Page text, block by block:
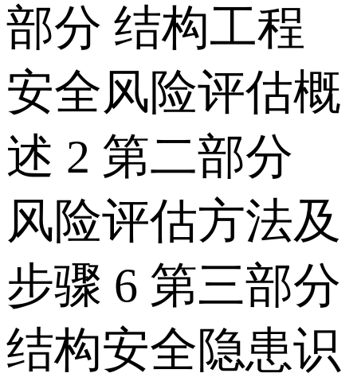
部分 结构工程
安全风险评估概
述 2 第二部分
风险评估方法及
步骤 6 第三部分
结构安全隐患识